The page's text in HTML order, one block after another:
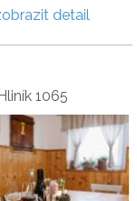
detail
1065